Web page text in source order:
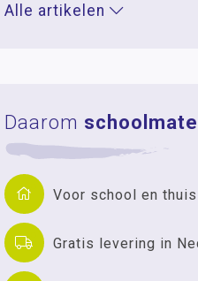
Alle artikelen
Daarom
Voor school en thuis
Gratis levering in